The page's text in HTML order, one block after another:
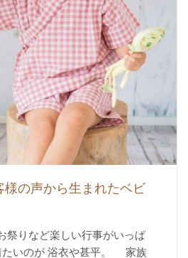
様の声から生まれたベビ
祭りなど楽しい行事がいっぱ
いのが 浴衣や甚平。 家族